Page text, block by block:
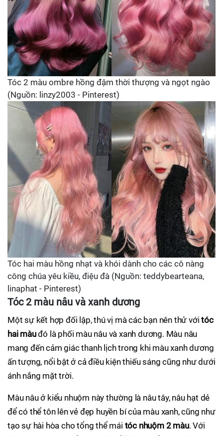
Tóc 2 màu ombre hồng đậm thời thượng và ngọt ngào
(Nguồn: linzy2003 - Pinterest)
Tóc hai màu hồng nhạt và khói dành cho các cô nàng
công chúa yêu kiều, điệu đà (Nguồn: teddybearteana,
linaphat - Pinterest)
Tóc 2 màu nâu và xanh dương
Một sự kết hợp đối lập, thú vị mà các bạn nên thử vớitóc
hai màuđó là phối màu nâu và xanh dương. Màu nâu
mang đến cảm giác thanh lịch trong khi màu xanh dương
ấn tượng, nổi bật ở cả điều kiện thiếu sáng cũng như dưới
ánh nắng mặt trời.
Màu nâu ở kiểu nhuộm này thường là nâu tây, nâu hạt dẻ
để có thể tôn lên vẻ đẹp huyền bí của màu xanh, cũng như
tạo sự hài hòa cho tổng thể mái tóc nhuộm 2 màu. Với